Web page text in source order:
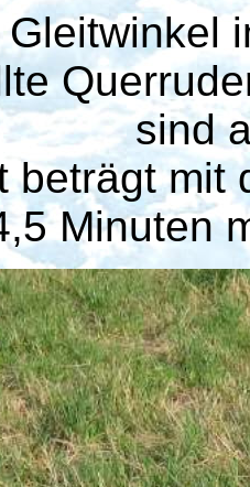
sind
beträgt mit
Minuten